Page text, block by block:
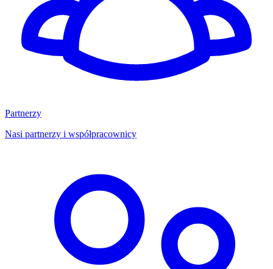
Partnerzy
Nasi partnerzy i współpracownicy